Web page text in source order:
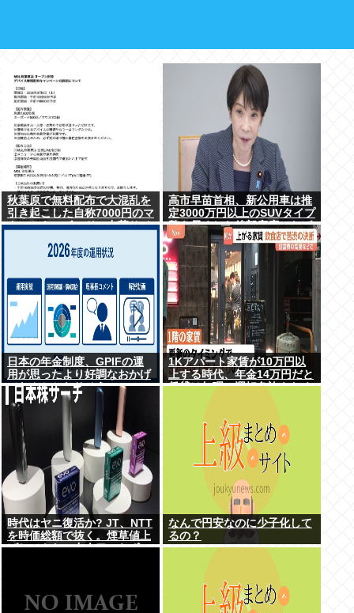
秋葉原で無料配布で大混乱を
引き起こした自称7000円のマ
ウスとキーボード、中華サイ
ったwww
高市早苗首相、新公用車は推
定3000万円以上のSUVタイプ
贅を尽くした後部座席でたば
こを吸うのが至福の時間か ど
んどん延びる乗車時間
日本の年金制度、GPIFの運
用が思ったより好調なおかげ
でなんとかなりそう
1Kアパート家賃が10万円以
上する時代、年金14万円だと
賃貸は無理、運転免許もなく
時代はヤニ復活か? JT、NTT
を時価総額で抜く。煙草値上
げしてもヤニ中人口へらずに
なんで円安なのに少子化して
るの？